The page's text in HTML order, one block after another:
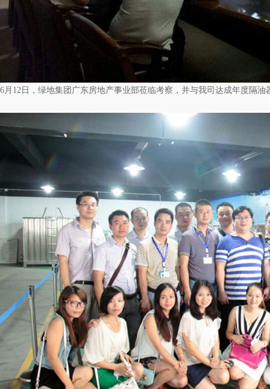
6月12日，绿地集团广东房地产事业部莅临考察，并与我司达成年度隔油